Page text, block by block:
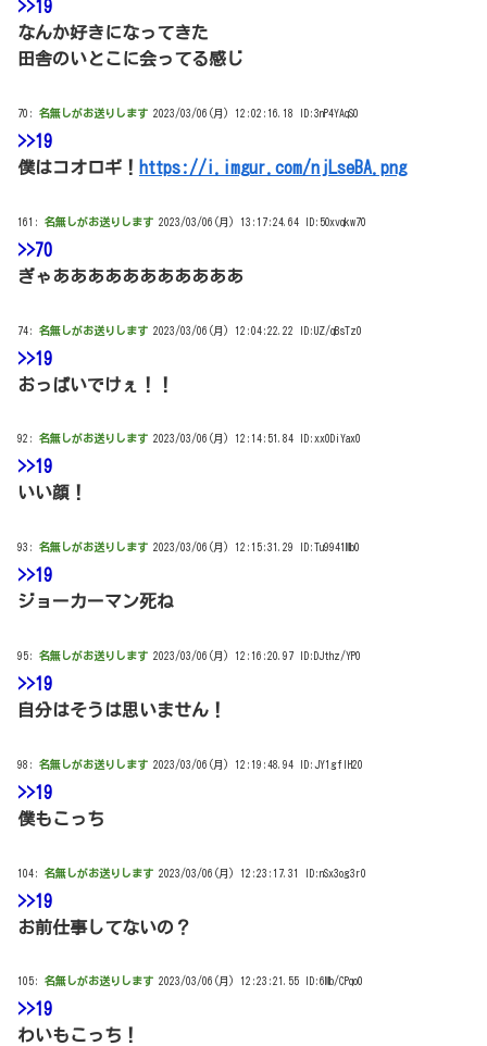
>>19
なんか好きになってきた
田舎のいとこに会ってる感じ
70: 名無しがお送りします 2023/03/06(月) 12:02:16.18 ID:3nP4YAqS0
>>19
僕はコオロギ！ https://i.imgur.com/njLseBA.png
161: 名無しがお送りします 2023/03/06(月) 13:17:24.64 ID:5Oxvqkw70
>>70
ぎゃあああああああああああ
74: 名無しがお送りします 2023/03/06(月) 12:04:22.22 ID:UZ/qBsTz0
>>19
おっぱいでけぇ！！
92: 名無しがお送りします 2023/03/06(月) 12:14:51.84 ID:xx0DiYax0
>>19
いい顔！
93: 名無しがお送りします 2023/03/06(月) 12:15:31.29 ID:Tu9941Mb0
>>19
ジョーカーマン死ね
95: 名無しがお送りします 2023/03/06(月) 12:16:20.97 ID:DJthz/YP0
>>19
自分はそうは思いません！
98: 名無しがお送りします 2023/03/06(月) 12:19:48.94 ID:JY1gfIH20
>>19
僕もこっち
104: 名無しがお送りします 2023/03/06(月) 12:23:17.31 ID:nSx3og3r0
>>19
お前仕事してないの？
105: 名無しがお送りします 2023/03/06(月) 12:23:21.55 ID:6Mb/CPqo0
>>19
わいもこっち！